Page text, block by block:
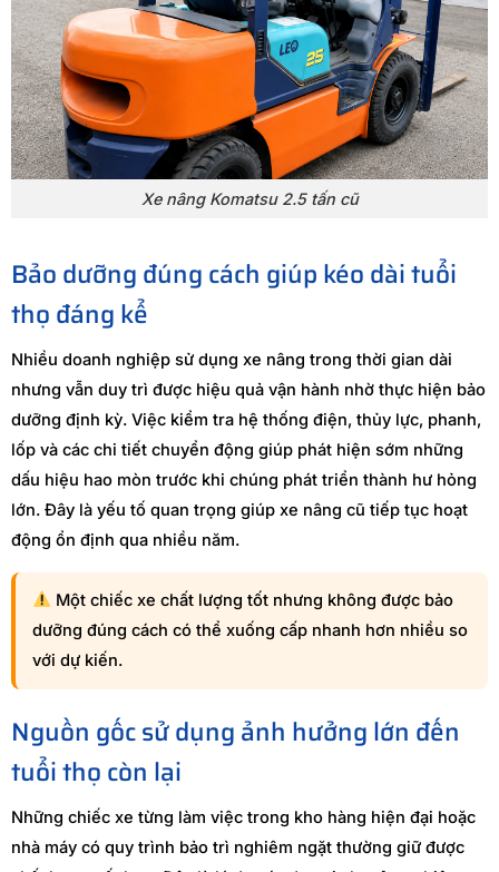
Xe nâng Komatsu 2.5 tấn cũ
Bảo dưỡng đúng cách giúp kéo dài tuổi
thọ đáng kể
Nhiều doanh nghiệp sử dụng xe nâng trong thời gian dài
nhưng vẫn duy trì được hiệu quả vận hành nhờ thực hiện bảo
dưỡng định kỳ. Việc kiểm tra hệ thống điện, thủy lực, phanh,
lốp và các chi tiết chuyển động giúp phát hiện sớm những
dấu hiệu hao mòn trước khi chúng phát triển thành hư hỏng
lớn. Đây là yếu tố quan trọng giúp xe nâng cũ tiếp tục hoạt
động ổn định qua nhiều năm.
Một chiếc xe chất lượng tốt nhưng không được bảo
dưỡng đúng cách có thể xuống cấp nhanh hơn nhiều so
với dự kiến.
Nguồn gốc sử dụng ảnh hưởng lớn đến
tuổi thọ còn lại
Những chiếc xe từng làm việc trong kho hàng hiện đại hoặc
nhà máy có quy trình bảo trì nghiêm ngặt thường giữ được